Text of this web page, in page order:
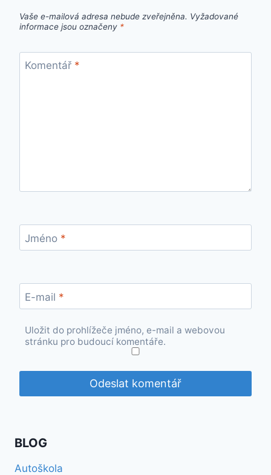
Vaše e-mailová adresa nebude zveřejněna. Vyžadované
informace jsou označeny *
Komentář *
Jméno *
E-mail *
Uložit do prohlížeče jméno, e-mail a webovou
stránku pro budoucí komentáře.
BLOG
Autoškola